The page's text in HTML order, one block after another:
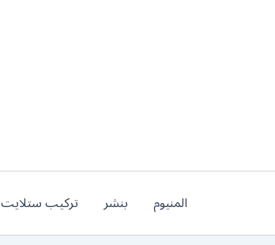
المنيوم بنشر تركيب ستلايت